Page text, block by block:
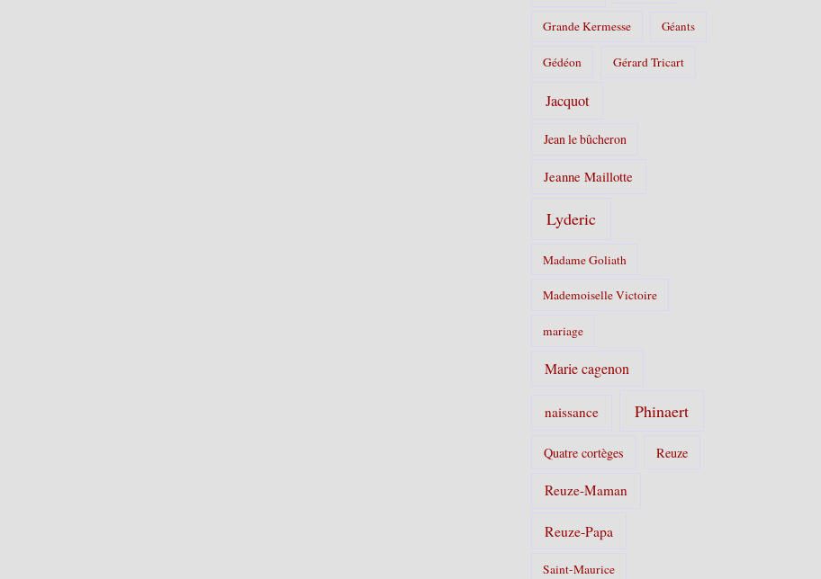
Grande Kermesse Géants
Gédéon Gérard Tricart
Jacquot
Jean le bûcheron
Jeanne Maillotte
Lyderic
Madame Goliath
Mademoiselle Victoire
mariage
Marie cagenon
naissance Phinaert
Quatre cortèges Reuze
Reuze-Maman
Reuze-Papa
Saint-Maurice